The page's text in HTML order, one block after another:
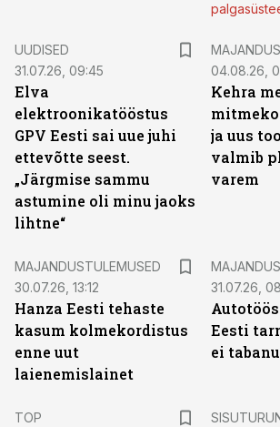
UUDISED
31.07.26, 09:45
Elva
elektroonikatööstus
GPV Eesti sai uue juhi
ettevõtte seest.
„Järgmise sammu
astumine oli minu jaoks
lihtne“
04.08.26,
Kehra
ja uus
valmib
varem
MAJANDUSTULEMUSED
30.07.26, 13:12
Hanza Eesti tehaste
kasum kolmekordistus
enne uut
laienemislainet
31.07.26,
Eesti
ei
TOP